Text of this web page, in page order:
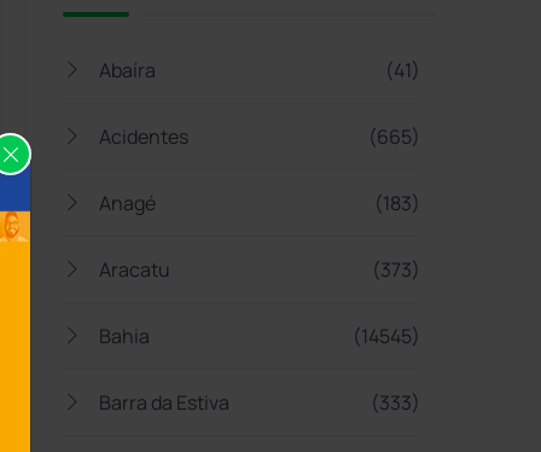
Abaíra (41)
Acidentes (665)
Anagé (183)
Aracatu (373)
Bahia (14545)
Barra da Estiva (333)